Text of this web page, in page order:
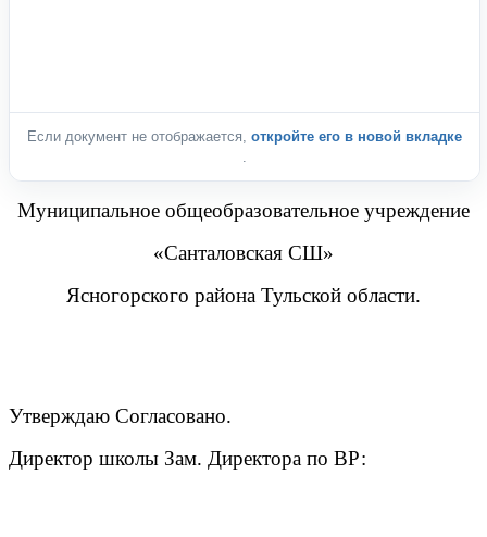
Если документ не отображается, откройте его в новой вкладке
Муниципальное общеобразовательное учреждение
«Санталовская СШ»
Ясногорского района Тульской области.
Утверждаю Согласовано.
Директор школы Зам. Директора по ВР: